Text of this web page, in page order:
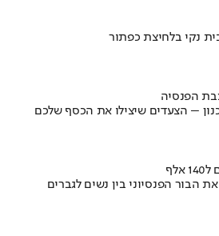
נקי בלחיצת כפתור
הפנסיה
– הצעדים שיצילו את הכסף שלכם
הבור הפנסיוני בין נשים לגברים